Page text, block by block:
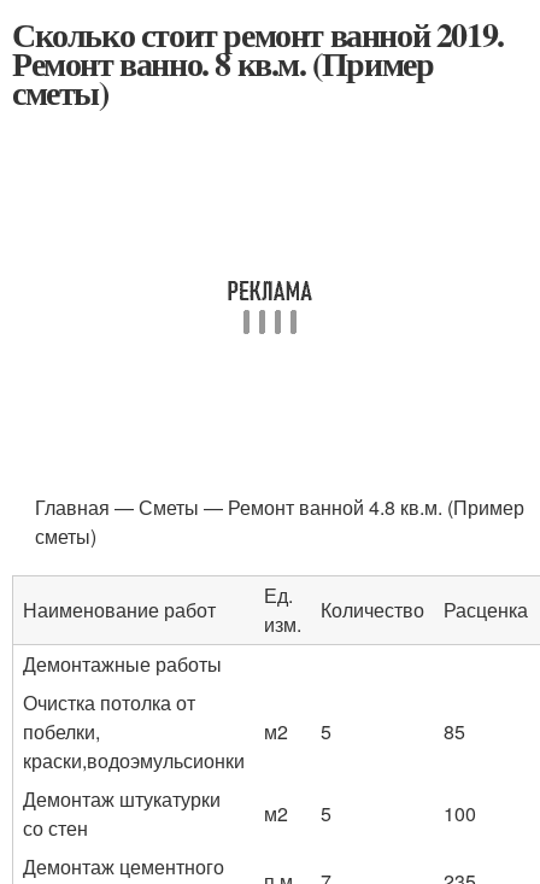
Сколько стоит ремонт ванной 2019.
Ремонт ванно. 8 кв.м. (Пример
сметы)
Главная — Сметы — Ремонт ванной 4.8 кв.м. (Пример
сметы)
Наименование работ
Ед.
изм.
Количество
Расценка
Демонтажные работы
Очистка потолка от
побелки,
краски,водоэмульсионки
м2 5 85
Демонтаж штукатурки
со стен
м2 5
100
Демонтаж цементного